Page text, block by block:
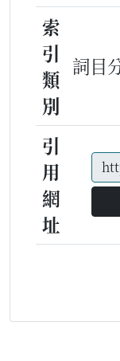
索
引
類
別
詞目
引
用
網
址